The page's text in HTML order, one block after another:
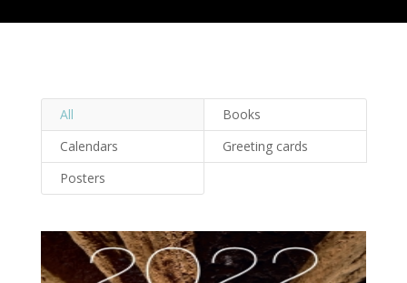
All
Books
Calendars
Greeting cards
Posters